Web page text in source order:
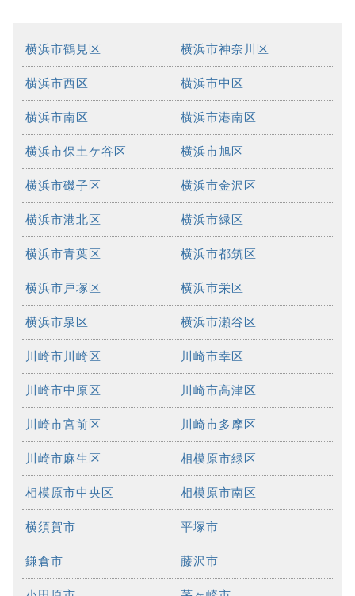
横浜市鶴見区 横浜市神奈川区
横浜市西区 横浜市中区
横浜市南区 横浜市港南区
横浜市保土ケ谷区 横浜市旭区
横浜市磯子区 横浜市金沢区
横浜市港北区 横浜市緑区
横浜市青葉区 横浜市都筑区
横浜市戸塚区 横浜市栄区
横浜市泉区 横浜市瀬谷区
川崎市川崎区 川崎市幸区
川崎市中原区 川崎市高津区
川崎市宮前区 川崎市多摩区
川崎市麻生区 相模原市緑区
相模原市中央区 相模原市南区
横須賀市 平塚市
鎌倉市 藤沢市